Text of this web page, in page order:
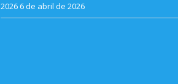
2026 6 de abril de 2026